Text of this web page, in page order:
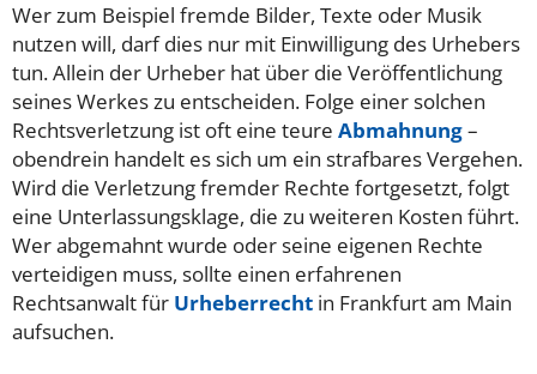
Wer zum Beispiel fremde Bilder, Texte oder Musik
nutzen will, darf dies nur mit Einwilligung des Urhebers
tun. Allein der Urheber hat über die Veröffentlichung
seines Werkes zu entscheiden. Folge einer solchen
Rechtsverletzung ist oft eine teure Abmahnung–
obendrein handelt es sich um ein strafbares Vergehen.
Wird die Verletzung fremder Rechte fortgesetzt, folgt
eine Unterlassungsklage, die zu weiteren Kosten führt.
Wer abgemahnt wurde oder seine eigenen Rechte
verteidigen muss, sollte einen erfahrenen
Rechtsanwalt für Urheberrecht in Frankfurt am Main
aufsuchen.